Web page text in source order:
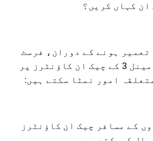
ان کہاں کریں؟
تعمیر ہونے کے دوران، فرسٹ
کلاس مسافر ٹرمینل 3 کے چیک ان کاؤنٹرز پر
امور نمٹا سکتے ہیں:
کے مسافر چیک ان کاؤنٹرز